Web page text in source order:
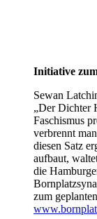
Initiative
Sewan
„Der Dichter
Faschismus
verbrennt
diesen Satz
aufbaut,
die
zum